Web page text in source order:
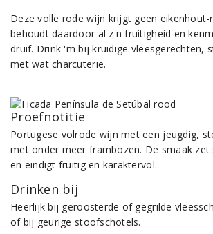
Deze volle rode wijn krijgt geen eikenhout-
behoudt daardoor al z'n fruitigheid en
druif. Drink 'm bij kruidige vleesgerechten,
met wat charcuterie.
Proefnotitie
Portugese volrode wijn met een jeugdig,
met onder meer frambozen. De smaak zet
en eindigt fruitig en karaktervol.
Drinken bij
Heerlijk bij geroosterde of gegrilde
of bij geurige stoofschotels.